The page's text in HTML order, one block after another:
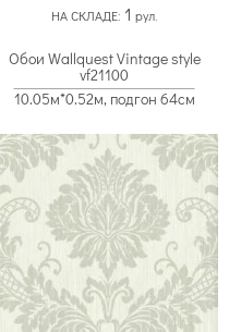
НА СКЛАДЕ: 1 рул.
Обои Wallquest Vintage style
vf21100
10.05м*0.52м, подгон 64см